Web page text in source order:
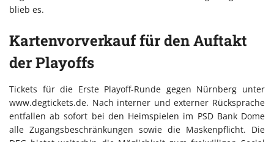
blieb es.
Kartenvorverkauf für den Auftakt
der Playoffs
Tickets für die Erste Playoff-Runde gegen Nürnberg unter
www.degtickets.de. Nach interner und externer Rücksprache
entfallen ab sofort bei den Heimspielen im PSD Bank Dome
alle Zugangsbeschränkungen sowie die Maskenpflicht. Die